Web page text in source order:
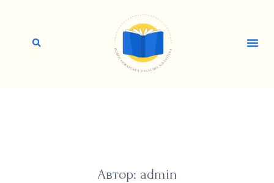
Автор: admin